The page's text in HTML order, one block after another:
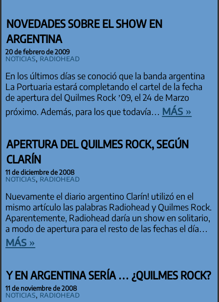
NOVEDADES SOBRE EL SHOW EN
ARGENTINA
20 de febrero de 2009
Noticias, Radiohead
En los últimos días se conoció que la banda argentina
La Portuaria estará completando el cartel de la fecha
de apertura del Quilmes Rock ’09, el 24 de Marzo
próximo. Además, para los que todavía… más »
APERTURA DEL QUILMES ROCK, SEGÚN
CLARÍN
11 de diciembre de 2008
Noticias, Radiohead
Nuevamente el diario argentino Clarín! utilizó en el
mismo artículo las palabras Radiohead y Quilmes Rock.
Aparentemente, Radiohead daría un show en solitario,
a modo de apertura para el resto de las fechas el día…
más »
Y EN ARGENTINA SERÍA … ¿QUILMES ROCK?
11 de noviembre de 2008
Noticias, Radiohead